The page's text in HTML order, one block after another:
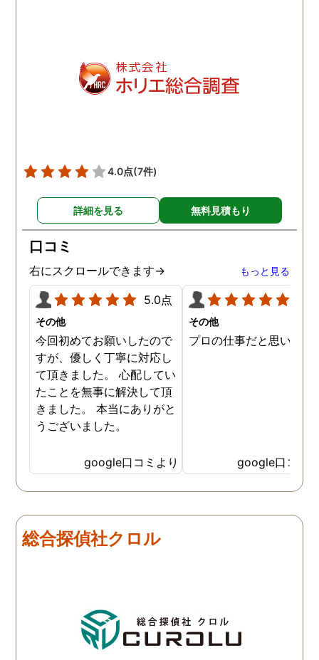
4.0点(7件)
詳細を見る 無料見積もり
口コミ
右にスクロールできます→ もっと見る
5.0点
その他
今回初めてお願いしたので
すが、優しく丁寧に対応し
て頂きました。 心配してい
たことを無事に解決して頂
きました。 本当にありがと
うございました。
google口コミより
その他
プロの仕事だと思います
google口コミ
総合探偵社クロル